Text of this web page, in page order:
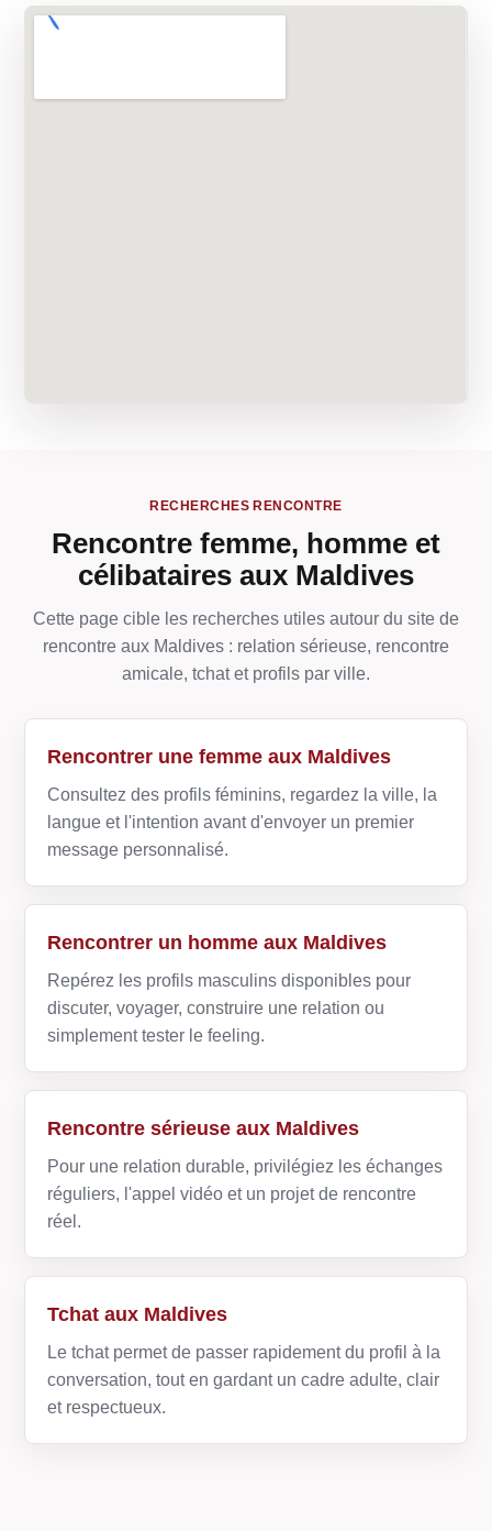
RECHERCHES RENCONTRE
Rencontre femme, homme et
célibataires aux Maldives
Cette page cible les recherches utiles autour du site de
rencontre aux Maldives : relation sérieuse, rencontre
amicale, tchat et profils par ville.
Rencontrer une femme aux Maldives
Consultez des profils féminins, regardez la ville, la
langue et l'intention avant d'envoyer un premier
message personnalisé.
Rencontrer un homme aux Maldives
Repérez les profils masculins disponibles pour
discuter, voyager, construire une relation ou
simplement tester le feeling.
Rencontre sérieuse aux Maldives
Pour une relation durable, privilégiez les échanges
réguliers, l'appel vidéo et un projet de rencontre
réel.
Tchat aux Maldives
Le tchat permet de passer rapidement du profil à la
conversation, tout en gardant un cadre adulte, clair
et respectueux.